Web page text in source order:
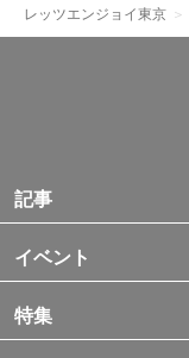
レッツエンジョイ東京
記事
イベント
特集